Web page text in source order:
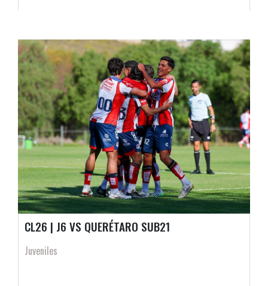
CL26 | J6 VS QUERÉTARO SUB21
Juveniles